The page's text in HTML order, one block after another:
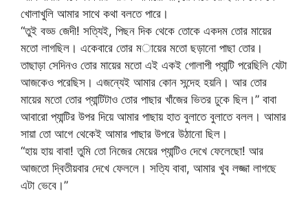
খোলাখুলি আমার সাথে কথা বলতে পারে।
“তুই বড্ড জেদী! সত্যিই, পিছন দিক থেকে তোকে একদম তোর মায়ের
মতো লাগছিল। একেবারে তোর মায়ের মতো ছড়ানো পাছা তোর।
তাছাড়া সেদিনও তোর মায়ের মতো এই একই গোলাপী প্যান্টি পরেছিলি যেটা
আজকেও পরেছিস। এজন্যেই আমার কোন সন্দেহ হয়নি। আর তোর
মায়ের মতো তোর প্যান্টিটাও তোর পাছার খাঁজের ভিতর ঢুকে ছিল।” বাবা
আবারো প্যান্টির উপর দিয়ে আমার পাছায় হাত বুলাতে বুলাতে বলল। আমার
সায়া তো আগে থেকেই আমার পাছার উপরে উঠানো ছিল।
“হায় হায় বাবা! তুমি তো নিজের মেয়ের প্যান্টিও দেখে ফেলেছো! আর
আজতো দ্বিতীয়বার দেখে ফেললে। সত্যি বাবা, আমার খুব লজ্জা লাগছে
এটা ভেবে।”